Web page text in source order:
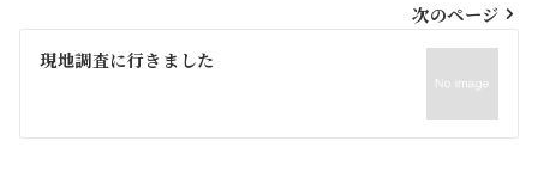
ビ
ゲ
シ
次のページ
現地調査に行きました